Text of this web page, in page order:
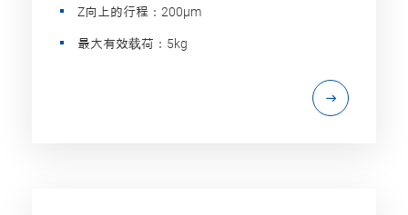
Z向上的行程：200µm
最大有效载荷：5kg